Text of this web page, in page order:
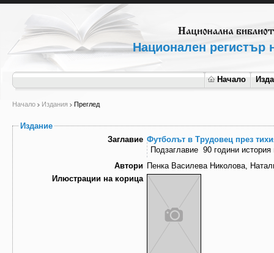
Национален регистър
Начало
Начало Издания Преглед
Издание
Заглавие Футболът в Трудовец през
Подзаглавие 90 години
Автори Пенка Василева Николова,
Илюстрации на корица